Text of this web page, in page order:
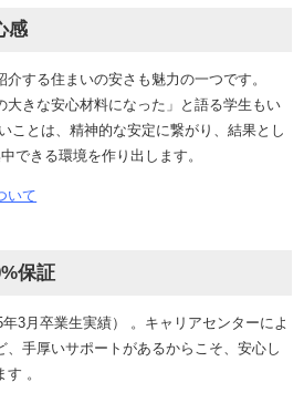
感
する住まいの安さも魅力の一つです。
大きな安心材料になった」と語る学生もい
ことは、精神的な安定に繋がり、結果とし
できる環境を作り出します。
いて
保証
3月卒業生実績）
。キャリアセンターによ
、手厚いサポートがあるからこそ、安心し
す 。